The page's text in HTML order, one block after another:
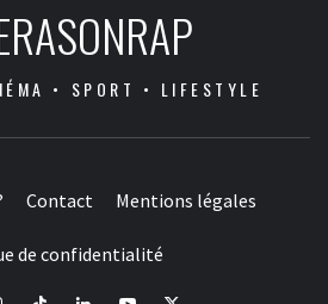
• SPORT • LIFESTYLE
Contact Mentions légales
de confidentialité